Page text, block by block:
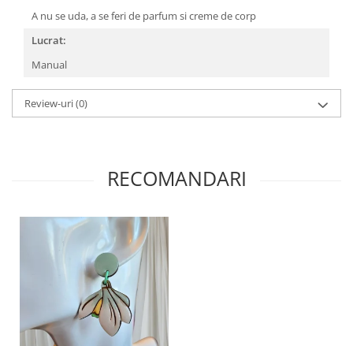
A nu se uda, a se feri de parfum si creme de corp
Lucrat:
Manual
Review-uri(0)
RECOMANDARI